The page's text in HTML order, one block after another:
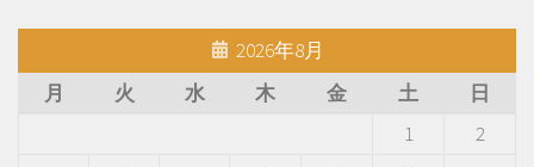
2026年8月
月
火 水 木 金 土
日
1
2